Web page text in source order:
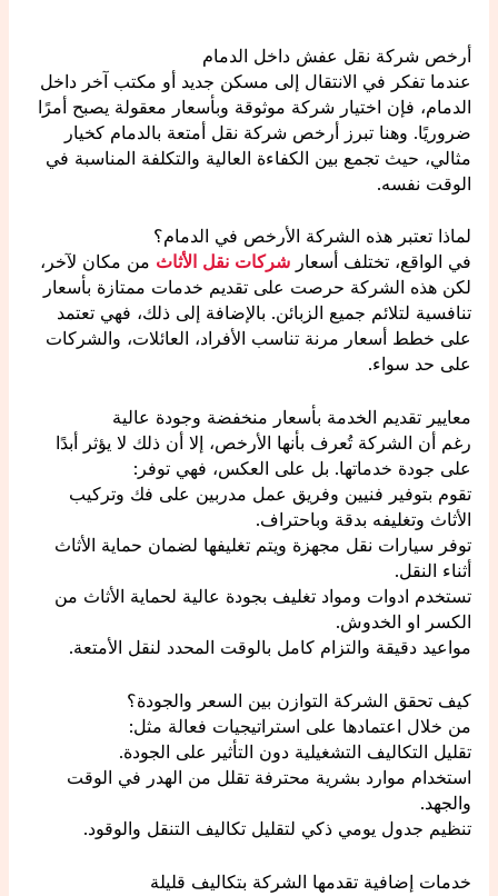
أرخص شركة نقل عفش داخل الدمام
عندما تفكر في الانتقال إلى مسكن جديد أو مكتب آخر داخل
الدمام، فإن اختيار شركة موثوقة وبأسعار معقولة يصبح أمرًا
ضروريًا. وهنا تبرز أرخص شركة نقل أمتعة بالدمام كخيار
مثالي، حيث تجمع بين الكفاءة العالية والتكلفة المناسبة في
الوقت نفسه.
لماذا تعتبر هذه الشركة الأرخص في الدمام؟
في الواقع، تختلف أسعار شركات نقل الأثاث من مكان لآخر،
لكن هذه الشركة حرصت على تقديم خدمات ممتازة بأسعار
تنافسية لتلائم جميع الزبائن. بالإضافة إلى ذلك، فهي تعتمد
على خطط أسعار مرنة تناسب الأفراد، العائلات، والشركات
على حد سواء.
معايير تقديم الخدمة بأسعار منخفضة وجودة عالية
رغم أن الشركة تُعرف بأنها الأرخص، إلا أن ذلك لا يؤثر أبدًا
على جودة خدماتها. بل على العكس، فهي توفر:
تقوم بتوفير فنيين وفريق عمل مدربين على فك وتركيب
الأثاث وتغليفه بدقة وباحتراف.
توفر سيارات نقل مجهزة ويتم تغليفها لضمان حماية الأثاث
أثناء النقل.
تستخدم ادوات ومواد تغليف بجودة عالية لحماية الأثاث من
الكسر او الخدوش.
مواعيد دقيقة والتزام كامل بالوقت المحدد لنقل الأمتعة.
كيف تحقق الشركة التوازن بين السعر والجودة؟
من خلال اعتمادها على استراتيجيات فعالة مثل:
تقليل التكاليف التشغيلية دون التأثير على الجودة.
استخدام موارد بشرية محترفة تقلل من الهدر في الوقت
والجهد.
تنظيم جدول يومي ذكي لتقليل تكاليف التنقل والوقود.
خدمات إضافية تقدمها الشركة بتكاليف قليلة